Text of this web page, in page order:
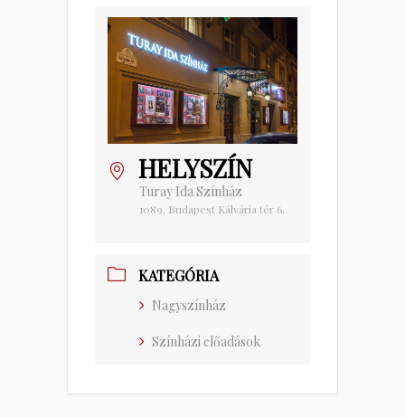
HELYSZÍN
Turay Ida Színház
1089. Budapest Kálvária tér 6.
KATEGÓRIA
Nagyszínház
Színházi előadások